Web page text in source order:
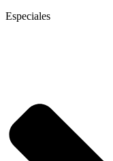
Especiales